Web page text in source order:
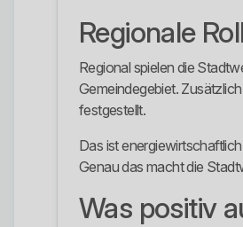
Regionale
Regional spielen die
Gemeindegebiet.
festgestellt.
Das ist
Genau das macht die
Was positiv